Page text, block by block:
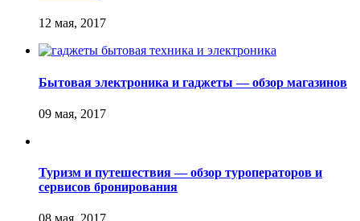
Бытовая электроника и гаджеты — обзор магазинов
Туризм и путешествия — обзор туроператоров и
сервисов бронирования